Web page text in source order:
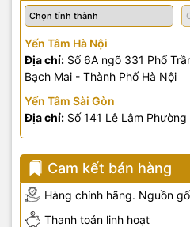
Yến Tâm Hà Nội
Địa chỉ: Số 6A ngõ 331 Phố
Bạch Mai - Thành Phố Hà Nội
Yến Tâm Sài Gòn
Địa chỉ: Số 141 Lê Lâm
Cam kết bán hàng
Hàng chính hãng. Nguồn
Thanh toán linh hoạt